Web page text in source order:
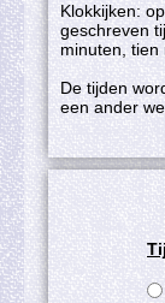
Klokkijken:
geschreven
minuten, tien
De tijden
een ander